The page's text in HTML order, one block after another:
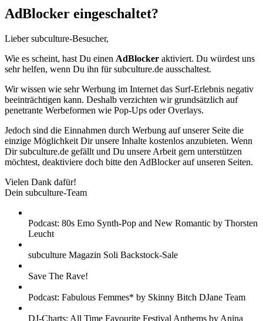
AdBlocker eingeschaltet?
Lieber subculture-Besucher,
Wie es scheint, hast Du einen AdBlocker aktiviert. Du würdest uns
sehr helfen, wenn Du ihn für subculture.de ausschaltest.
Wir wissen wie sehr Werbung im Internet das Surf-Erlebnis negativ
beeinträchtigen kann. Deshalb verzichten wir grundsätzlich auf
penetrante Werbeformen wie Pop-Ups oder Overlays.
Jedoch sind die Einnahmen durch Werbung auf unserer Seite die
einzige Möglichkeit Dir unsere Inhalte kostenlos anzubieten. Wenn
Dir subculture.de gefällt und Du unsere Arbeit gern unterstützen
möchtest, deaktiviere doch bitte den AdBlocker auf unseren Seiten.
Vielen Dank dafür!
Dein subculture-Team
Podcast: 80s Emo Synth-Pop and New Romantic by Thorsten
Leucht
subculture Magazin Soli Backstock-Sale
Save The Rave!
Podcast: Fabulous Femmes* by Skinny Bitch DJane Team
DJ-Charts: All Time Favourite Festival Anthems by Anina